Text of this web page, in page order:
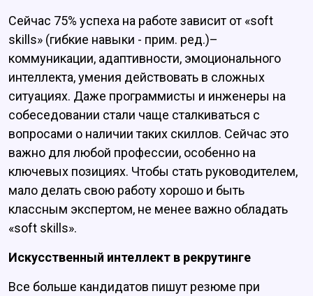
Сейчас 75% успеха на работе зависит от «soft
skills» (гибкие навыки - прим. ред.)–
коммуникации, адаптивности, эмоционального
интеллекта, умения действовать в сложных
ситуациях. Даже программисты и инженеры на
собеседовании стали чаще сталкиваться с
вопросами о наличии таких скиллов. Сейчас это
важно для любой профессии, особенно на
ключевых позициях. Чтобы стать руководителем,
мало делать свою работу хорошо и быть
классным экспертом, не менее важно обладать
«soft skills».
Искусственный интеллект в рекрутинге
Все больше кандидатов пишут резюме при